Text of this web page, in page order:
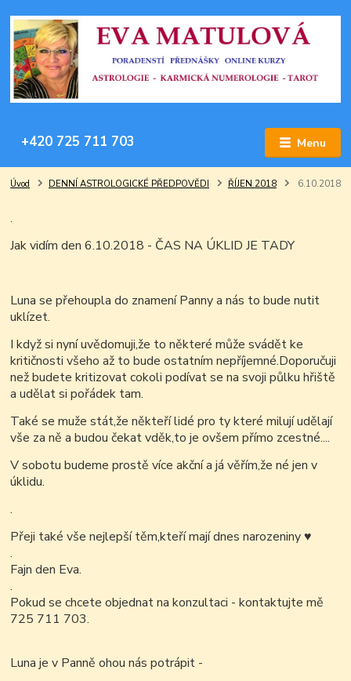
Menu
+420 725 711 703
Úvod DENNÍ ASTROLOGICKÉ PŘEDPOVĚDI ŘÍJEN 2018 6.10.2018
.
Jak vidím den 6.10.2018 - ČAS NA ÚKLID JE TADY
Luna se přehoupla do znamení Panny a nás to bude nutit
uklízet.
I když si nyní uvědomuji,že to některé může svádět ke
kritičnosti všeho až to bude ostatním nepříjemné.Doporučuji
než budete kritizovat cokoli podívat se na svoji půlku hřiště
a udělat si pořádek tam.
Také se muže stát,že někteří lidé pro ty které milují udělají
vše za ně a budou čekat vděk,to je ovšem přímo zcestné....
V sobotu budeme prostě více akční a já věřím,že né jen v
úklidu.
.
Přeji také vše nejlepší těm,kteří mají dnes narozeniny♥
.
Fajn den Eva.
.
Pokud se chcete objednat na konzultaci - kontaktujte mě
725 711 703.
Luna je v Panně ohou nás potrápit -